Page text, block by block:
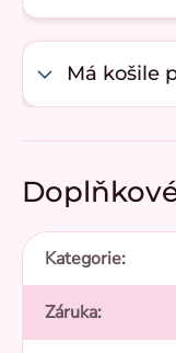
Má košile
Kategorie:
Záruka: